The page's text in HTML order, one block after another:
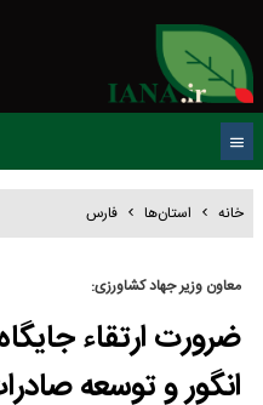
خانه استان‌ها فارس
معاون وزیر جهاد کشاورزی:
ضرورت ارتقاء
انگور و توسعه